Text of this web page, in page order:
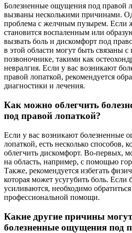
Болезненные ощущения под правой
вызваны несколькими причинами.
проблема с желчным пузырем. Если
становится воспаленным или
вызвать боль и дискомфорт под
в этой области могут быть связаны
позвоночнике, такими как
невралгия. Если у вас возникают
правой лопаткой, рекомендуется
диагностики и лечения.
Как можно облегчить
под правой лопаткой?
Если у вас возникают болезненные
лопаткой, есть несколько способов,
облегчить дискомфорт. Во-первых,
на область, например, с помощью
Также, рекомендуется избегать
которая может усугубить боль. Если
усиливаются, необходимо
профессиональной помощи.
Какие другие причины
болезненные ощущения под